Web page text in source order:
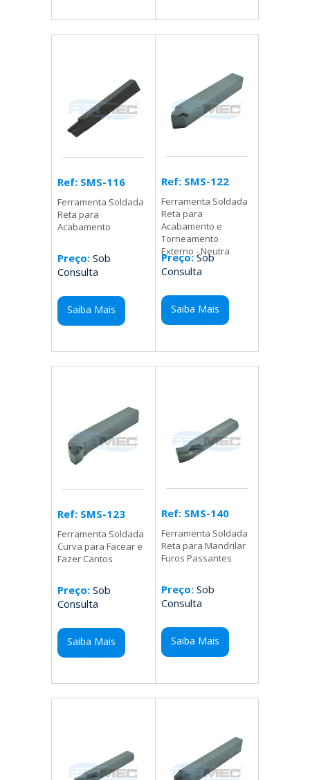
Ref: SMS-116
Ferramenta Soldada
Reta para
Acabamento
Preço: Sob
Consulta
Saiba Mais
Ref: SMS-122
Ferramenta Soldada
Reta para
Acabamento e
Torneamento
Externo - Neutra
Preço:Sob
Consulta
Saiba Mais
Ref: SMS-123
Ferramenta Soldada
Curva para Facear e
Fazer Cantos
Preço: Sob
Consulta
Saiba Mais
Ref: SMS-140
Ferramenta Soldada
Reta para Mandrilar
Furos Passantes
Preço:Sob
Consulta
Saiba Mais